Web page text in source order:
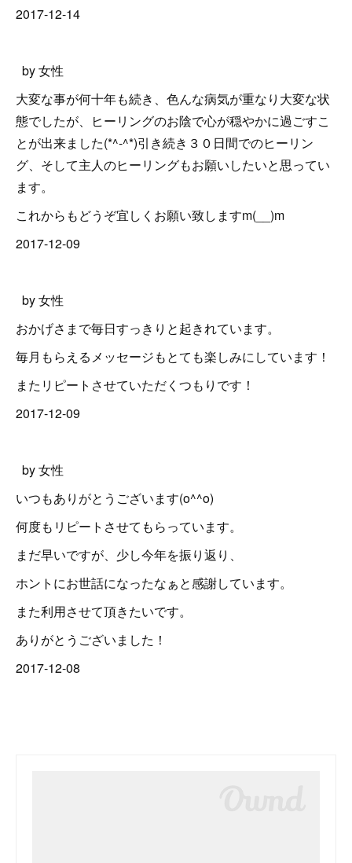
2017-12-14
by 女性
大変な事が何十年も続き、色んな病気が重なり大変な状
態でしたが、ヒーリングのお陰で心が穏やかに過ごすこ
とが出来ました(*^-^*)引き続き３０日間でのヒーリン
グ、そして主人のヒーリングもお願いしたいと思ってい
ます。
これからもどうぞ宜しくお願い致しますm(__)m
2017-12-09
by 女性
おかげさまで毎日すっきりと起きれています。
毎月もらえるメッセージもとても楽しみにしています！
またリピートさせていただくつもりです！
2017-12-09
by 女性
いつもありがとうございます(o^^o)
何度もリピートさせてもらっています。
まだ早いですが、少し今年を振り返り、
ホントにお世話になったなぁと感謝しています。
また利用させて頂きたいです。
ありがとうございました！
2017-12-08